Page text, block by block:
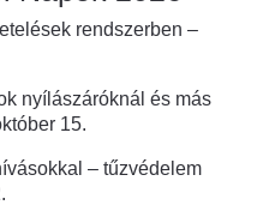
rendszerben –
nyílászáróknál és más
15.
– tűzvédelem